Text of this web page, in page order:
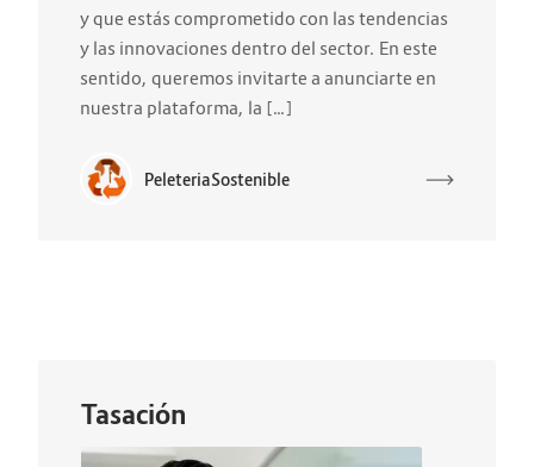
y que estás comprometido con las tendencias
y las innovaciones dentro del sector. En este
sentido, queremos invitarte a anunciarte en
nuestra plataforma, la […]
PeleteriaSostenible
Tasación